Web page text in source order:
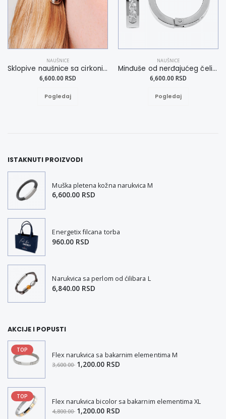
NAUŠNICE
Sklopive naušnice sa cirkonima
6,600.00 RSD
Pogledaj
NAUŠNICE
Minđuše od nerđajućeg čelika u bezvremenom izgledu
6,600.00 RSD
Pogledaj
ISTAKNUTI PROIZVODI
Muška pletena kožna narukvica M
6,600.00 RSD
Energetix filcana torba
960.00 RSD
Narukvica sa perlom od ćilibara L
6,840.00 RSD
AKCIJE I POPUSTI
TOP
Flex narukvica sa bakarnim elementima M
3,600.00 1,200.00 RSD
TOP
Flex narukvica bicolor sa bakarnim elementima XL
4,800.00 1,200.00 RSD